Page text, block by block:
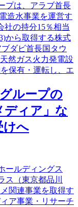
プは、アラブ首長
造水事業を運営す
社の持分15％相当
から取得する株式
ダビ首長国タウ
然ガス火力発電設
保有・運転し、エ
ループの
ディア」な
けへ
ールディングス
ス（東京都品川
関連事業を取得す
ア事業・リサーチ